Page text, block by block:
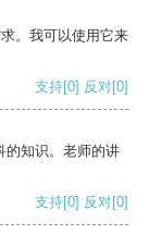
。我可以使用它来
支持[0] 反对[0]
的知识。老师的讲
支持[0] 反对[0]